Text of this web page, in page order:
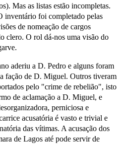
Mas as listas estão incompletas.
inventário foi completado pelas
de nomeação de cargos
clero. O rol dá-nos uma visão do
aderiu a D. Pedro e alguns foram
fação de D. Miguel. Outros tiveram
pelo "crime de rebelião", isto
de aclamação a D. Miguel, e
perniciosa e
acusatória é vasto e trivial e
das vítimas. A acusação dos
de Lagos até pode servir de